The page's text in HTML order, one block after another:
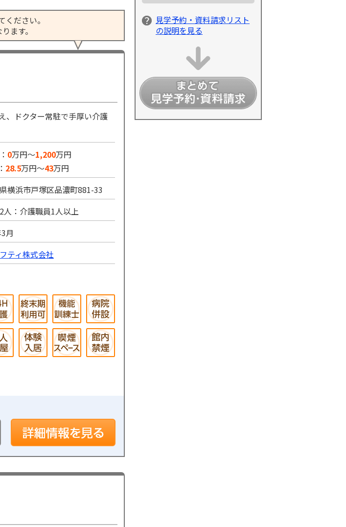
ださい。
ます。
、ドクター常駐で手厚い介護
0万円～1,200万円
28.5万円～43万円
横浜市戸塚区品濃町881-33
人：介護職員1人以上
月
ティ株式会社
資料請求
見学予約・資料請求リスト
の説明を見る